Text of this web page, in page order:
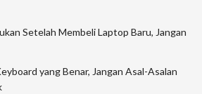
Setelah Membeli Laptop Baru, Jangan
yang Benar, Jangan Asal-Asalan